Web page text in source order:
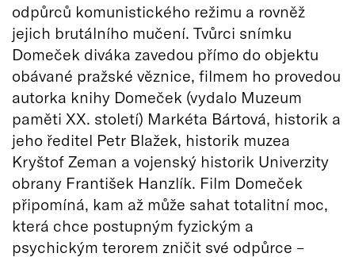
odpůrců komunistického režimu a rovněž
jejich brutálního mučení. Tvůrci snímku
Domeček diváka zavedou přímo do objektu
obávané pražské věznice, filmem ho provedou
autorka knihy Domeček (vydalo Muzeum
paměti XX. století) Markéta Bártová, historik a
jeho ředitel Petr Blažek, historik muzea
Kryštof Zeman a vojenský historik Univerzity
obrany František Hanzlík. Film Domeček
připomíná, kam až může sahat totalitní moc,
která chce postupným fyzickým a
psychickým terorem zničit své odpůrce –